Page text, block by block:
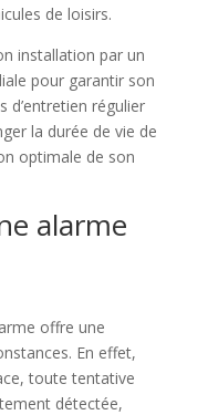
de loisirs.
installation par un
pour garantir son
d’entretien régulier
la durée de vie de
optimale de son
alarme
offre une
En effet,
toute tentative
détectée,